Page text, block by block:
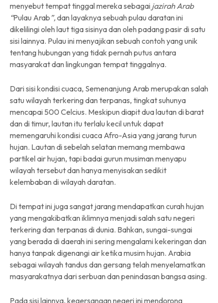
menyebut tempat tinggal mereka sebagai jazirah Arab
“Pulau Arab ”,dan layaknya sebuah pulau daratan ini
dikelilingi oleh laut tiga sisinya dan oleh padang pasir di satu
sisi lainnya. Pulau ini menyajikan sebuah contoh yang unik
tentang hubungan yang tidak pernah putus antara
masyarakat dan lingkungan tempat tinggalnya.
Dari sisi kondisi cuaca, Semenanjung Arab merupakan salah
satu wilayah terkering dan terpanas, tingkat suhunya
mencapai 500 Celcius. Meskipun diapit dua lautan di barat
dan di timur, lautan itu terlalu kecil untuk dapat
memengaruhi kondisi cuaca Afro-Asia yang jarang turun
hujan. Lautan di sebelah selatan memang membawa
partikel air hujan, tapi badai gurun musiman menyapu
wilayah tersebut dan hanya menyisakan sedikit
kelembaban di wilayah daratan.
Di tempat ini juga sangat jarang mendapatkan curah hujan
yang mengakibatkan iklimnya menjadi salah satu negeri
terkering dan terpanas di dunia. Bahkan, sungai-sungai
yang berada di daerah ini sering mengalami kekeringan dan
hanya tanpak digenangi air ketika musim hujan. Arabia
sebagai wilayah tandus dan gersang telah menyelamatkan
masyarakatnya dari serbuan dan penindasan bangsa asing.
Pada sisi lainnya, kegersangan negeri ini mendorong